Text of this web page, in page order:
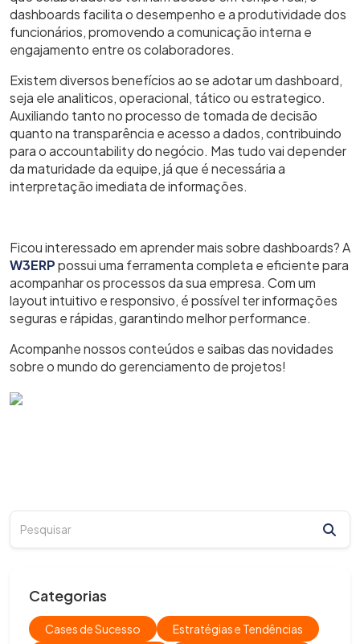
Categorias
Cases de Sucesso
Estratégias e Tendências
dashboards facilita o desempenho e a produtividade dos
funcionários, promovendo a comunicação interna e
engajamento entre os colaboradores.
Existem diversos benefícios ao se adotar um dashboard,
seja ele analiticos, operacional, tático ou estrategico.
Auxiliando tanto no processo de tomada de decisão
quanto na transparência e acesso a dados, contribuindo
para o accountability do negócio. Mas tudo vai depender
da maturidade da equipe, já que é necessária a
interpretação imediata de informações.
Ficou interessado em aprender mais sobre dashboards? A
W3ERPpossui uma ferramenta completa e eficiente para
acompanhar os processos da sua empresa. Com um
layout intuitivo e responsivo, é possível ter informações
seguras e rápidas, garantindo melhor performance.
Acompanhe nossos conteúdos e saibas das novidades
sobre o mundo do gerenciamento de projetos!